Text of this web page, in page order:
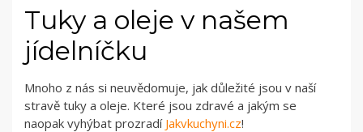
Tuky a oleje v našem
jídelníčku
Mnoho z nás si neuvědomuje, jak důležité jsou v naší
stravě tuky a oleje. Které jsou zdravé a jakým se
naopak vyhýbat prozradí Jakvkuchyni.cz!